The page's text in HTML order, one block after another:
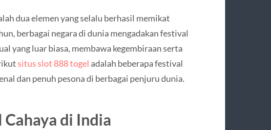
dua elemen yang selalu berhasil memikat
berbagai negara di dunia mengadakan festival
yang luar biasa, membawa kegembiraan serta
situs slot 888 togel adalah beberapa festival
dan penuh pesona di berbagai penjuru dunia.
di India